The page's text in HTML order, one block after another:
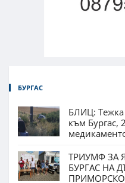
БУРГАС
БЛИЦ: Тежка
към Бургас,
ТРИУМФ ЗА
БУРГАС НА
ПРИМОРСКО